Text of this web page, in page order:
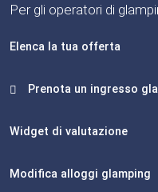
Per gli operatori di
Elenca la tua offerta
Prenota un ingresso
Widget di valutazione
Modifica alloggi glamping